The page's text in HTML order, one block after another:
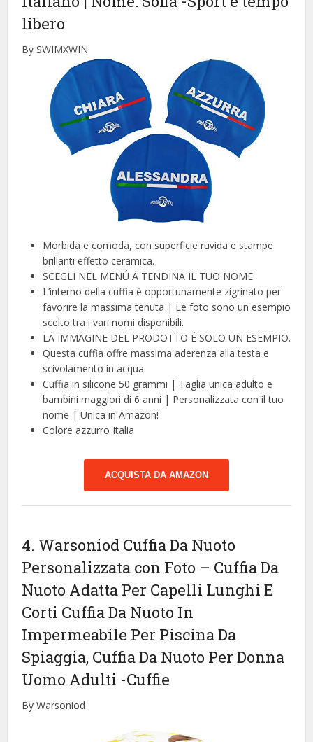
libero
By SWIMXWIN
Morbida e comoda, con superficie ruvida e stampe
brillanti effetto ceramica.
SCEGLI NEL MENÚ A TENDINA IL TUO NOME
L’interno della cuffia è opportunamente zigrinato per
favorire la massima tenuta | Le foto sono un esempio
scelto tra i vari nomi disponibili.
LA IMMAGINE DEL PRODOTTO É SOLO UN ESEMPIO.
Questa cuffia offre massima aderenza alla testa e
scivolamento in acqua.
Cuffia in silicone 50 grammi | Taglia unica adulto e
bambini maggiori di 6 anni | Personalizzata con il tuo
nome | Unica in Amazon!
Colore azzurro Italia
ACQUISTA DA AMAZON
4. Warsoniod Cuffia Da Nuoto
Personalizzata con Foto – Cuffia Da
Nuoto Adatta Per Capelli Lunghi E
Corti Cuffia Da Nuoto In
Impermeabile Per Piscina Da
Spiaggia, Cuffia Da Nuoto Per Donna
Uomo Adulti -Cuffie
By Warsoniod